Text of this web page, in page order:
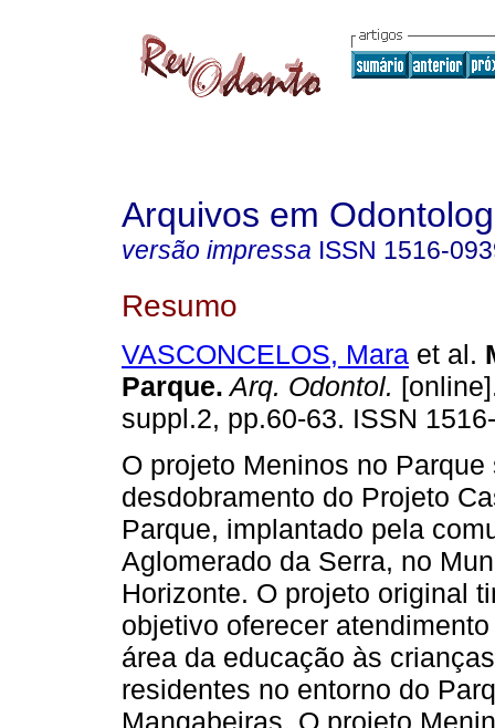
Arquivos em
versão impressa ISSN 1516-
Resumo
VASCONCELOS, Mara et al.
Parque. Arq. Odontol.
suppl.2, pp.60-63. ISSN
O projeto Meninos no
desdobramento do Projeto
Parque, implantado pela
Aglomerado da Serra, no
Horizonte. O projeto original
objetivo oferecer
área da educação às
residentes no entorno do
Mangabeiras. O projeto